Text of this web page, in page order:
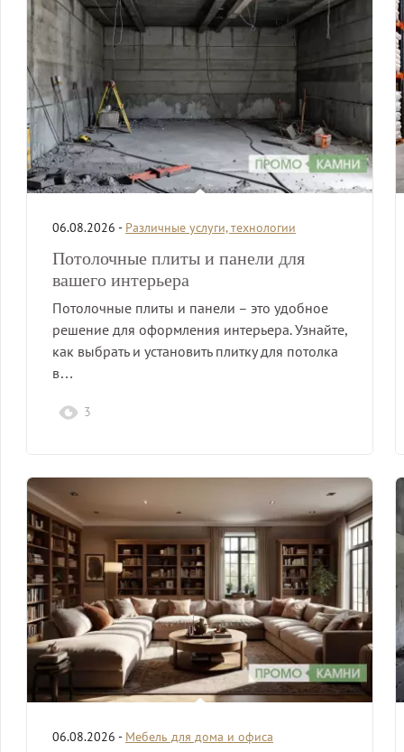
06.08.2026 - Различные услуги, технологии
Потолочные плиты и панели для
вашего интерьера
Потолочные плиты и панели – это удобное
решение для оформления интерьера. Узнайте,
как выбрать и установить плитку для потолка
в…
3
06.08.2026 - Мебель для дома и офиса